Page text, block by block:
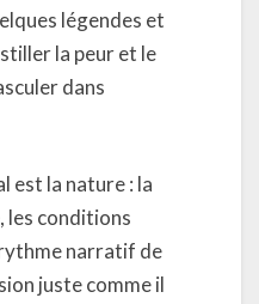
légendes et
la peur et le
dans
est la nature : la
les conditions
narratif de
juste comme il